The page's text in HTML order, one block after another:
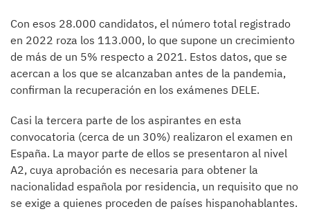
Con esos 28.000 candidatos, el número total registrado
en 2022 roza los 113.000, lo que supone un crecimiento
de más de un 5% respecto a 2021. Estos datos, que se
acercan a los que se alcanzaban antes de la pandemia,
confirman la recuperación en los exámenes DELE.
Casi la tercera parte de los aspirantes en esta
convocatoria (cerca de un 30%) realizaron el examen en
España. La mayor parte de ellos se presentaron al nivel
A2, cuya aprobación es necesaria para obtener la
nacionalidad española por residencia, un requisito que no
se exige a quienes proceden de países hispanohablantes.